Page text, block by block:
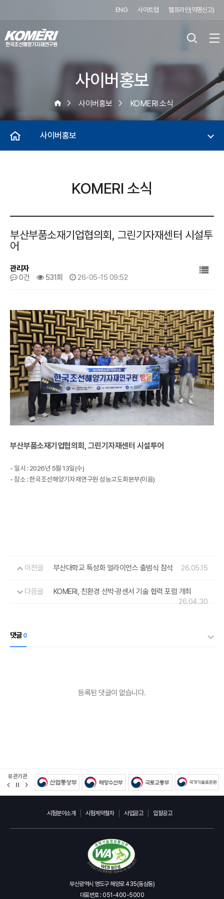
ENG 사이트맵 헬프라인(익명신고)
사이버홍보
사이버홍보 KOMERI 소식
사이버홍보
KOMERI 소식
부산부품소재기업협의회, 그린기자재센터 시설투
어
관리자
0건
531회 26-05-15 09:52
부산부품소재기업협의회, 그린기자재센터 시설투어
- 일시 : 2026년 5월 13일(수)
- 장소 : 한국조선해양기자재연구원 성능고도화본부(미음)
이전글 부산대학교 특성화 얼라이언스 출범식 참석 26.05.15
다음글
KOMERI, 친환경 선박·광센서 기술 협력 포럼 개최
26.04.30
댓글0
등록된 댓글이 없습니다.
유관기관
정
지
시험분야소개 시험계약절차 사업공고 입찰공고
부산광역시 영도구 해양로 435(동삼동)
대표번호 : 051-400-5000